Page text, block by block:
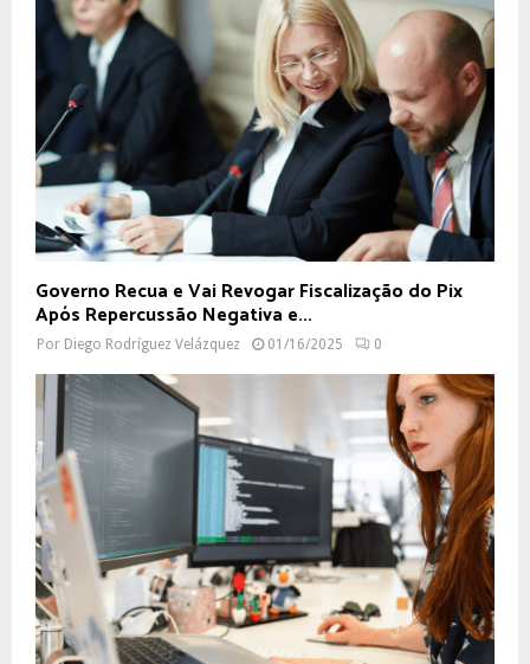
Governo Recua e Vai Revogar Fiscalização do Pix
Após Repercussão Negativa e...
Por Diego Rodríguez Velázquez 01/16/2025 0